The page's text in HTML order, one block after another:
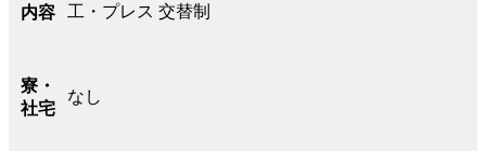
内容
工・プレス 交替制
寮・
社宅
なし